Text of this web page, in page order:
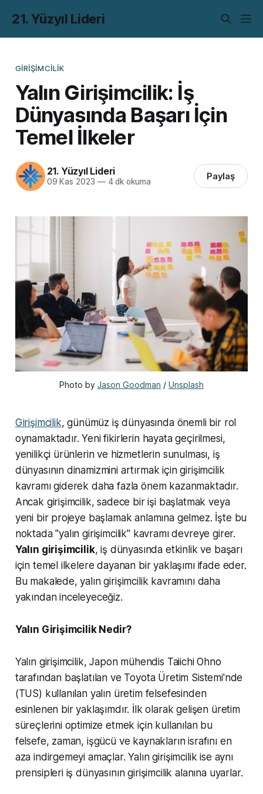
21. Yüzyıl Lideri
GIRIŞIMCILIK
Yalın Girişimcilik: İş
Dünyasında Başarı İçin
Temel İlkeler
21. Yüzyıl Lideri
09 Kas 2023 —4 dk okuma Paylaş
Photo by Jason Goodman / Unsplash
Girişimcilik, günümüz iş dünyasında önemli bir rol
oynamaktadır. Yeni fikirlerin hayata geçirilmesi,
yenilikçi ürünlerin ve hizmetlerin sunulması, iş
dünyasının dinamizmini artırmak için girişimcilik
kavramı giderek daha fazla önem kazanmaktadır.
Ancak girişimcilik, sadece bir işi başlatmak veya
yeni bir projeye başlamak anlamına gelmez. İşte bu
noktada "yalın girişimcilik" kavramı devreye girer.
Yalın girişimcilik, iş dünyasında etkinlik ve başarı
için temel ilkelere dayanan bir yaklaşımı ifade eder.
Bu makalede, yalın girişimcilik kavramını daha
yakından inceleyeceğiz.
Yalın Girişimcilik Nedir?
Yalın girişimcilik, Japon mühendis Taiichi Ohno
tarafından başlatılan ve Toyota Üretim Sistemi'nde
(TUS) kullanılan yalın üretim felsefesinden
esinlenen bir yaklaşımdır. İlk olarak gelişen üretim
süreçlerini optimize etmek için kullanılan bu
felsefe, zaman, işgücü ve kaynakların israfını en
aza indirgemeyi amaçlar. Yalın girişimcilik ise aynı
prensipleri iş dünyasının girişimcilik alanına uyarlar.